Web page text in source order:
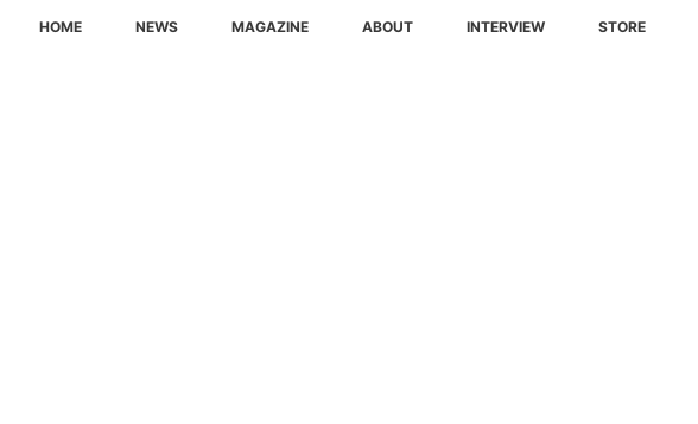
HOME NEWS MAGAZINE ABOUT INTERVIEW STORE